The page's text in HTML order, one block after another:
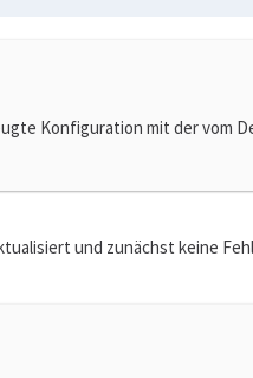
Konfiguration mit der vom
und zunächst keine